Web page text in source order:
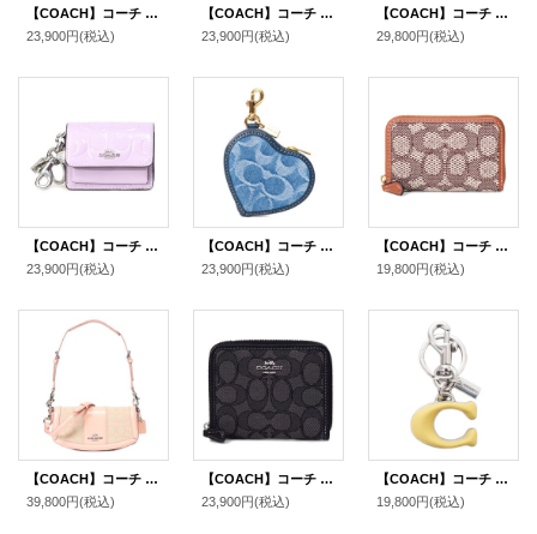
【COACH】コーチ ジャガード レザー シグネチャー ロゴ スモール ジップ アラウンド ウォレット 二つ折り 財布 カーキ×サドルマルチ〔日本未発売〕
23,900円(税込)
【COACH】コーチ ジャガード ペブルレザー シグネチャー デンプシー ロゴ スモール ジップ アラウンド ウォレット 二つ折り 財布 レトロイエロー〔日本未発売〕
23,900円(税込)
【COACH】コーチ バッグ ジャガード レザー シグネチャー スタントン 2WAY クロスボディ 斜め掛け ショルダー バッグ オーク×メイプル〔日本未発売〕
29,800円(税込)
【COACH】コーチ キーホルダー パテントレザー シグネチャー ミニ クレアバッグ ハート チャーム ポーチ 小物入れ キーホルダー バッグチャーム コインケース ライトバイオレット（日本未発売）
23,900円(税込)
【COACH】コーチ キーホルダー デニム レザー シグネチャー ハート型 ポーチ コインケース ドッグリーシュ バッグチャーム インディゴ（日本未発売）
23,900円(税込)
【COACH】コーチ カードケース ジャガード レザー シグネチャー エッセンシャル スモール ジップ アラウンド スクエア スリム コインケース ブラウンマルチ（日本未発売）
19,800円(税込)
【COACH】コーチ バッグ ジャガード レザー シグネチャー アンドレア スモール ロゴ フラップ クロスボディ 3WAY クラッチ ショルダー ハンドバッグ フェイディドブラッシュ（日本未発売）
39,800円(税込)
【COACH】コーチ ジャガード レザー シグネチャー ロゴ スモール ジップ アラウンド ウォレット 二つ折り 財布 ブラックスモークブラックマルチ〔日本未発売〕
23,900円(税込)
【COACH】コーチ キーホルダー メタル レザー シグネチャー C ロゴ ビッグモチーフ バッグチャーム キーリング キーホルダー シルバー×イエロー（日本未発売）
19,800円(税込)